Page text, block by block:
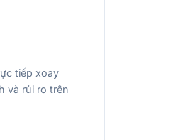
tiếp xoay
và rủi ro trên